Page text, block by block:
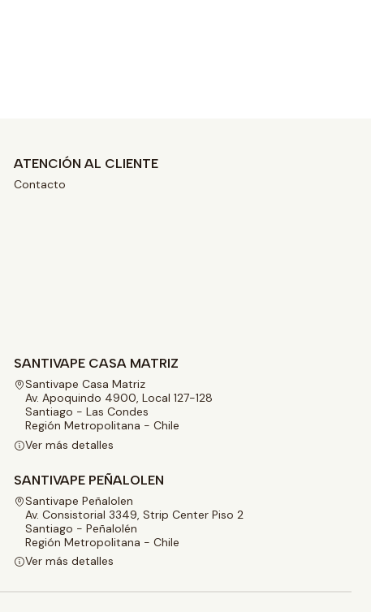
ATENCIÓN AL CLIENTE
Contacto
SANTIVAPE CASA MATRIZ
Santivape Casa Matriz
Av. Apoquindo 4900, Local 127-128
Santiago - Las Condes
Región Metropolitana - Chile
Ver más detalles
SANTIVAPE PEÑALOLEN
Santivape Peñalolen
Av. Consistorial 3349, Strip Center Piso 2
Santiago - Peñalolén
Región Metropolitana - Chile
Ver más detalles